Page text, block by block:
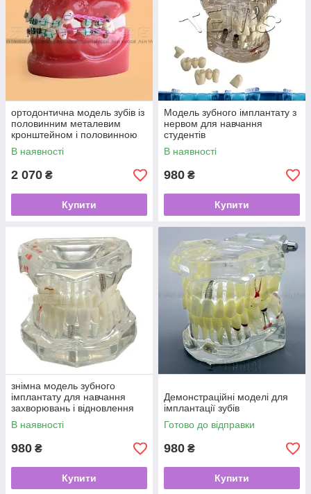
ортодонтична модель зубів із
половинним металевим
кронштейном і половинною
В наявності
2 070 ₴
Купити
Модель зубного імплантату з
нервом для навчання
студентів
В наявності
980 ₴
Купити
знімна модель зубного
імплантату для навчання
захворювань і відновлення
мостових зубів
В наявності
980 ₴
Купити
Демонстраційні моделі для
імплантації зубів
Готово до відправки
980 ₴
Купити